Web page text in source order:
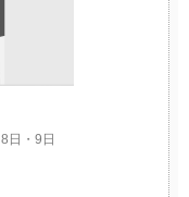
日・9日